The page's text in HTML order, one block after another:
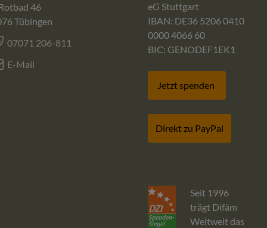
46
Tübingen
07071 206-811
E-Mail
eG Stuttgart
IBAN: DE36 5206 0410
0000 4066 60
BIC: GENODEF1EK1
Jetzt spenden
Direkt zu PayPal
Seit 1996
trägt Difäm
Weltweit das